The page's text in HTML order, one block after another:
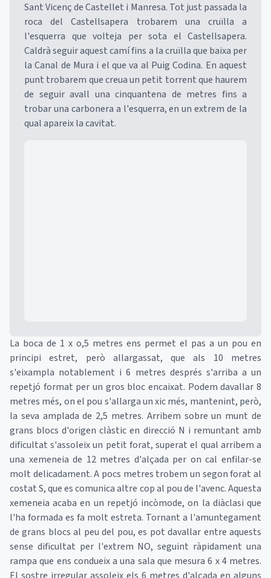
Sant Vicenç de Castellet i Manresa. Tot just passada la
roca del Castellsapera trobarem una cruïlla a
l'esquerra que volteja per sota el Castellsapera.
Caldrà seguir aquest camí fins a la cruïlla que baixa per
la Canal de Mura i el que va al Puig Codina. En aquest
punt trobarem que creua un petit torrent que haurem
de seguir avall una cinquantena de metres fins a
trobar una carbonera a l'esquerra, en un extrem de la
qual apareix la cavitat.
La boca de 1 x o,5 metres ens permet el pas a un pou en
principi estret, però allargassat, que als 10 metres
s'eixampla notablement i 6 metres després s'arriba a un
repetjó format per un gros bloc encaixat. Podem davallar 8
metres més, on el pou s'allarga un xic més, mantenint, però,
la seva amplada de 2,5 metres. Arribem sobre un munt de
grans blocs d'origen clàstic en direcció N i remuntant amb
dificultat s'assoleix un petit forat, superat el qual arribem a
una xemeneia de 12 metres d'alçada per on cal enfilar-se
molt delicadament. A pocs metres trobem un segon forat al
costat S, que es comunica altre cop al pou de l'avenc. Aquesta
xemeneia acaba en un repetjó incòmode, on la diàclasi que
l'ha formada es fa molt estreta. Tornant a l'amuntegament
de grans blocs al peu del pou, es pot davallar entre aquests
sense dificultat per l'extrem NO, seguint ràpidament una
rampa que ens condueix a una sala que mesura 6 x 4 metres.